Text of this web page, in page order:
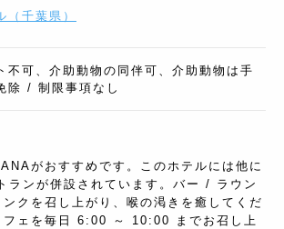
（ 千葉県 ）
不可、介助動物の同伴可、介助動物は手
除 / 制限事項なし
がおすすめです。このホテルには他に
ランが併設されています。バー / ラウン
クを召し上がり、喉の渇きを癒してくだ
フェを毎日 6:00 ～ 10:00 までお召し上